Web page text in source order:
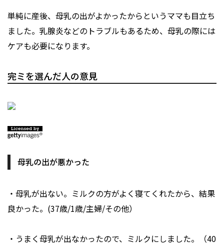
単純に産後、母乳の出がよかったからというママも目立ち
ました。乳腺炎などのトラブルもあるため、母乳の際には
ケアも必要になります。
完ミを選んだ人の意見
母乳の出が悪かった
・母乳が出ない。ミルクの方がよく寝てくれたから、結果
良かった。(37歳/1歳/主婦/その他）
・うまく母乳が出なかったので、ミルクにしました。（40